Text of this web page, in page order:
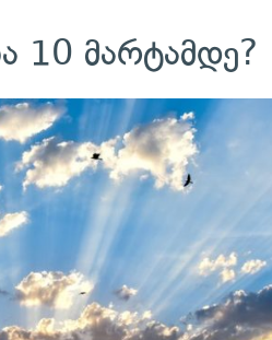
10 მარტამდე?